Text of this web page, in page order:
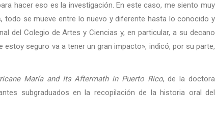
hacer eso es la investigación. En este caso, me siento muy
todo se mueve entre lo nuevo y diferente hasta lo conocido y
del Colegio de Artes y Ciencias y, en particular, a su decano
seguro va a tener un gran impacto», indicó, por su parte,
María and Its Aftermath in Puerto Rico, de la doctora
subgraduados en la recopilación de la historia oral del